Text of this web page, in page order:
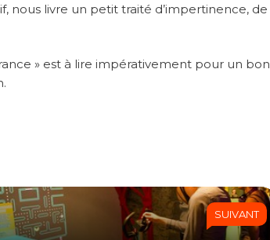
nous livre un petit traité d’impertinence, de
» est à lire impérativement pour un bon
SUIVANT